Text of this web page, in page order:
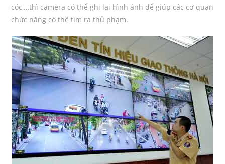
cóc,…thì camera có thể ghi lại hình ảnh để giúp các cơ quan
chức năng có thể tìm ra thủ phạm.